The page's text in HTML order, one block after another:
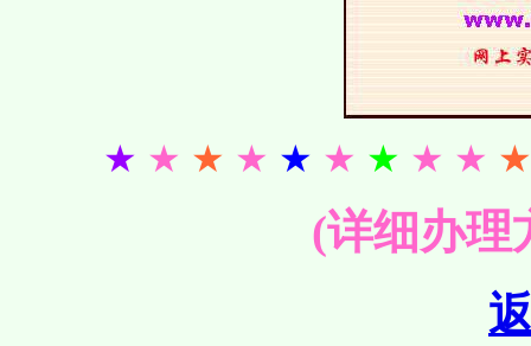
★ ★ ★ ★ ★ ★ ★ ★ ★ ★
(详细办理